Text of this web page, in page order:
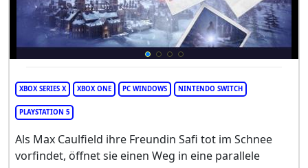
XBOX SERIES X XBOX ONE PC WINDOWS NINTENDO SWITCH
PLAYSTATION 5
Als Max Caulfield ihre Freundin Safi tot im Schnee
vorfindet, öffnet sie einen Weg in eine parallele